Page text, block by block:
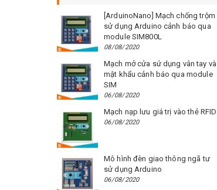
[ArduinoNano] Mạch chống trộm
sử dụng Arduino cảnh báo qua
module SIM800L
08/08/2020
Mạch mở cửa sử dụng vân tay và
mật khẩu cảnh báo qua module
SIM
06/08/2020
Mạch nạp lưu giá trị vào thẻ RFID
06/08/2020
Mô hình đèn giao thông ngã tư
sử dụng Arduino
06/08/2020